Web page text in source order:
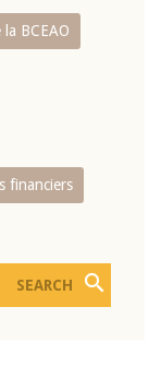
BCEAO
financiers